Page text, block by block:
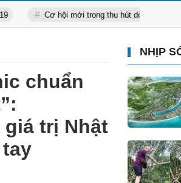
Cơ hội mới trong thu hút dòng vốn FDI
chuẩn
trị Nhật
NHỊP